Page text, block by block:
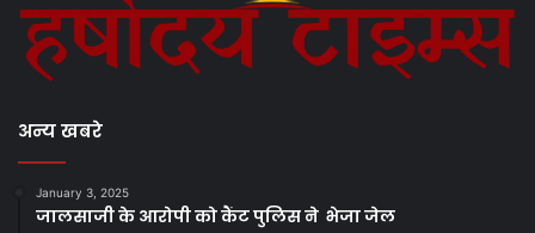
अन्य खबरे
January 3, 2025
जालसाजी के आरोपी को कैंट पुलिस ने भेजा जेल